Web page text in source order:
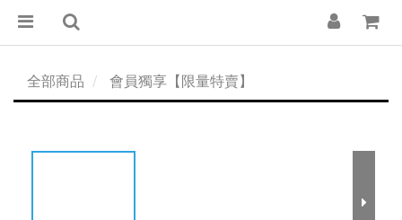
全部商品 會員獨享【限量特賣】